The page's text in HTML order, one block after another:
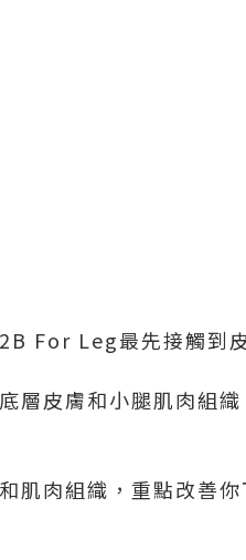
2B For Leg最先接觸到
層皮膚和小腿肌肉組織
肌肉組織 ， 重點改善你